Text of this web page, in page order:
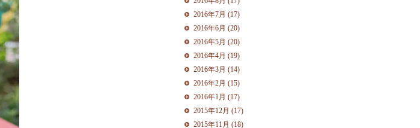
2016年7月 (17)
2016年6月 (20)
2016年5月 (20)
2016年4月 (19)
2016年3月 (14)
2016年2月 (15)
2016年1月 (17)
2015年12月 (17)
2015年11月 (18)